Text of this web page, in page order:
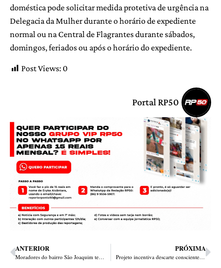
doméstica pode solicitar medida protetiva de urgência na
Delegacia da Mulher durante o horário de expediente
normal ou na Central de Flagrantes durante sábados,
domingos, feriados ou após o horário do expediente.
Post Views: 0
Portal RP50
ANTERIOR
Moradores do bairro São Joaquim terão dia de ação social nesta quinta (28); veja a programação
PRÓXIMA
Projeto incentiva descarte consciente de resíduos e garante desconto na conta de energia